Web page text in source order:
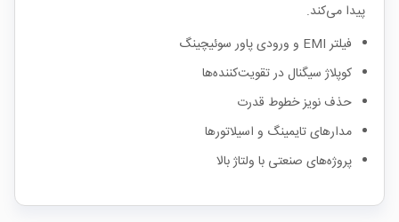
پیدا می‌کند.
فیلتر EMI و ورودی پاور سوئیچینگ
کوپلاژ سیگنال در تقویت‌کننده‌ها
حذف نویز خطوط قدرت
مدارهای تایمینگ و اسیلاتورها
پروژه‌های صنعتی با ولتاژ بالا